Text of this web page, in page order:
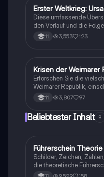
Geschichte
Erster Weltkrieg:
Diese umfassende
den Verlauf und die
Erfahren Sie mehr über
Kriegsziele der
Politikwissenschaft.
11 3,553 123
Geschichte
Krisen der Weimarer
Erforschen Sie die
Weimarer Republik,
Novemberrevolution,
Inflation und der
die politischen und
Studierende, die sich mit
Ursachen der Weimarer
möchten.
11 3,807 97
Beliebtester Inhalt 9
Lerntipps
Führerschein
Schilder, Zeichen,
die theoretische